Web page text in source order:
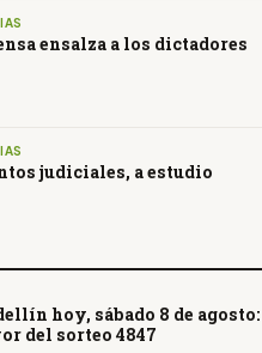
ensalza a los dictadores
judiciales, a estudio
hoy, sábado 8 de agosto:
del sorteo 4847